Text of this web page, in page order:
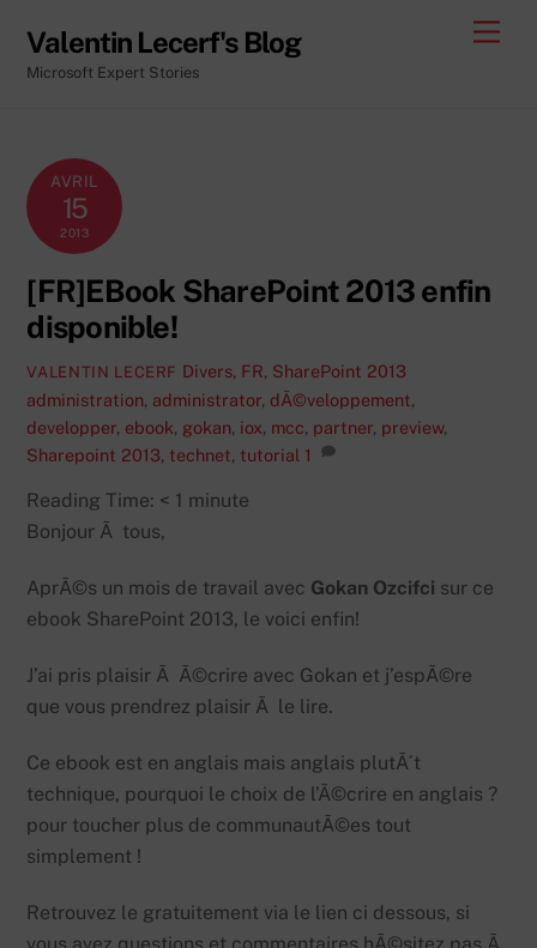
content
Valentin Lecerf's Blog
Microsoft Expert Stories
AVRIL
15
2013
[FR]EBook SharePoint 2013 enfin
disponible!
VALENTIN LECERF Divers, FR, SharePoint 2013
administration, administrator, dÃ©veloppement,
developper, ebook, gokan, iox, mcc, partner, preview,
Sharepoint 2013, technet, tutorial 1
Reading Time: < 1 minute
Bonjour Ã tous,
AprÃ©s un mois de travail avec Gokan Ozcifci sur ce
ebook SharePoint 2013, le voici enfin!
J’ai pris plaisir Ã Ã©crire avec Gokan et j’espÃ©re
que vous prendrez plaisir Ã le lire.
Ce ebook est en anglais mais anglais plutÃ´t
technique, pourquoi le choix de l’Ã©crire en anglais ?
pour toucher plus de communautÃ©es tout
simplement !
Retrouvez le gratuitement via le lien ci dessous, si
vous avez questions et commentaires hÃ©sitez pas Ã